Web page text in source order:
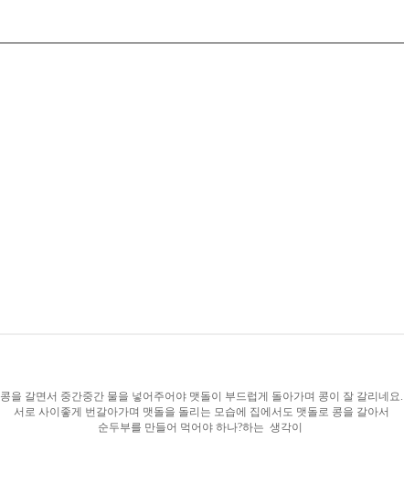
콩을 갈면서 중간중간 물을 넣어주어야 맷돌이 부드럽게 돌아가며 콩이 잘 갈리네요.
서로 사이좋게 번갈아가며 맷돌을 돌리는 모습에 집에서도 맷돌로 콩을 갈아서
순두부를 만들어 먹어야 하나?하는 생각이